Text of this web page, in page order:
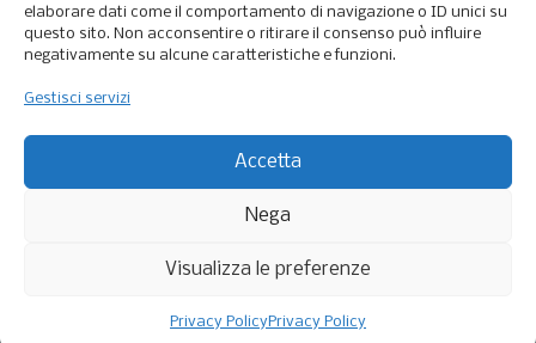
elaborare dati come il comportamento di navigazione o ID unici su
questo sito. Non acconsentire o ritirare il consenso può influire
negativamente su alcune caratteristiche e funzioni.
Gestisci servizi
Accetta
Nega
Visualizza le preferenze
Privacy PolicyPrivacy Policy
Accetto i termini dellaPrivacy Policy*